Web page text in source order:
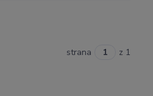
strana z 1